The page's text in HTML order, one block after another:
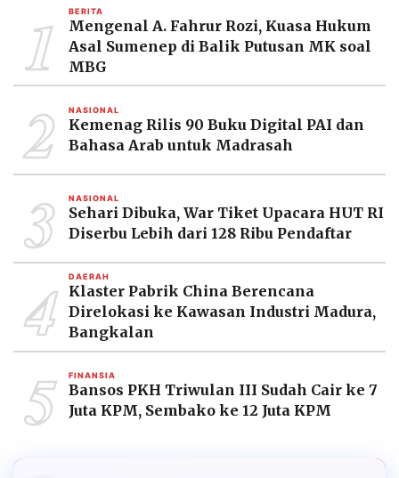
1 BERITA
Mengenal A. Fahrur Rozi, Kuasa Hukum
Asal Sumenep di Balik Putusan MK soal
MBG
2 NASIONAL
Kemenag Rilis 90 Buku Digital PAI dan
Bahasa Arab untuk Madrasah
3 NASIONAL
Sehari Dibuka, War Tiket Upacara HUT RI
Diserbu Lebih dari 128 Ribu Pendaftar
4 DAERAH
Klaster Pabrik China Berencana
Direlokasi ke Kawasan Industri Madura,
Bangkalan
5 FINANSIA
Bansos PKH Triwulan III Sudah Cair ke 7
Juta KPM, Sembako ke 12 Juta KPM